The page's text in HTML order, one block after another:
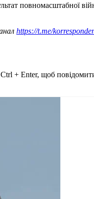
повномасштабної
https://t.me/
+ Enter, щоб